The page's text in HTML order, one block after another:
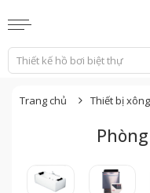
Trang chủ Thiết bị